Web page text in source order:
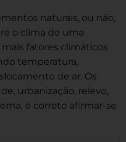
naturais, ou não,
o clima de uma
fatores climáticos
temperatura,
de ar. Os
urbanização, relevo,
é correto afirmar-se